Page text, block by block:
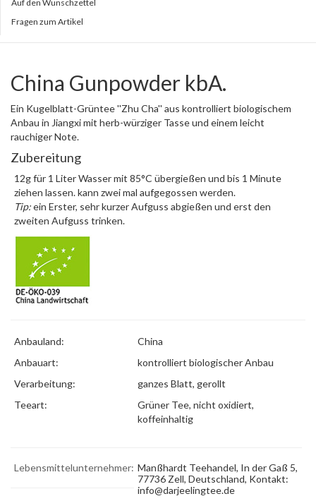
Auf den Wunschzettel
Fragen zum Artikel
China Gunpowder kbA.
Ein Kugelblatt-Grüntee ''Zhu Cha'' aus kontrolliert biologischem
Anbau in Jiangxi mit herb-würziger Tasse und einem leicht
rauchiger Note.
Zubereitung
12g für 1 Liter Wasser mit 85°C übergießen und bis 1 Minute
ziehen lassen. kann zwei mal aufgegossen werden.
Tip:ein Erster, sehr kurzer Aufguss abgießen und erst den
zweiten Aufguss trinken.
Anbauland:
China
Anbauart:
kontrolliert biologischer Anbau
Verarbeitung:
ganzes Blatt, gerollt
Teeart:
Grüner Tee, nicht oxidiert,
koffeinhaltig
Lebensmittelunternehmer: Manßhardt Teehandel, In der Gaß 5,
77736 Zell, Deutschland, Kontakt:
info@darjeelingtee.de